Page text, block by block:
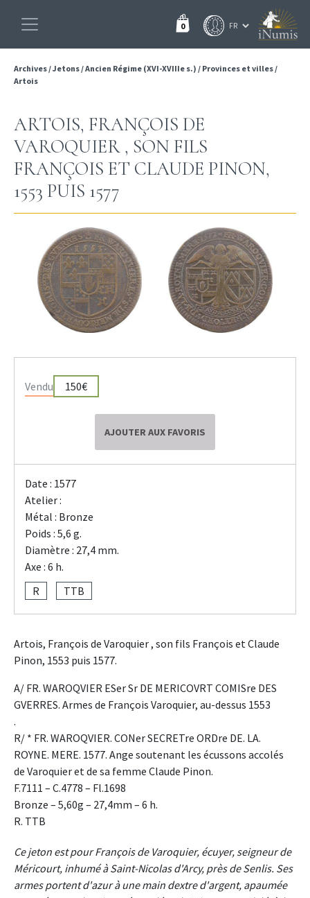
0
Archives/Jetons/Ancien Régime (XVI-XVIIIe s.) / Provinces et villes/
Artois
ARTOIS, FRANÇOIS DE
VAROQUIER , SON FILS
FRANÇOIS ET CLAUDE PINON,
1553 PUIS 1577
Vendu 150€
AJOUTER AUX FAVORIS
Date : 1577
Atelier :
Métal : Bronze
Poids : 5,6 g.
Diamètre : 27,4 mm.
Axe : 6 h.
R
TTB
Artois, François de Varoquier , son fils François et Claude
Pinon, 1553 puis 1577.
A/ FR. WAROQVIER ESer Sr DE MERICOVRT COMISre DES
GVERRES. Armes de François Varoquier, au-dessus 1553
.
R/ * FR. WAROQVIER. CONer SECRETre ORDre DE. LA.
ROYNE. MERE. 1577. Ange soutenant les écussons accolés
de Varoquier et de sa femme Claude Pinon.
F.7111 – C.4778 – Fl.1698
Bronze – 5,60g – 27,4mm – 6 h.
R. TTB
Ce jeton est pour François de Varoquier, écuyer, seigneur de
Méricourt, inhumé à Saint-Nicolas d'Arcy, près de Senlis. Ses
armes portent d'azur à une main dextre d'argent, apaumée